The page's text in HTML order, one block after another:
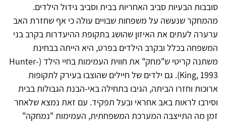
סובבות הבעיות סביב האחריות בבית וסביב גידול הילדים.
מהמחקר שנעשה על משפחות שבויים עולה כי אף שחזרת האב
ערערה לעתים את האיזון שהושג בתקופת ההיעדרות בקרב בני
המשפחה בכלל ובקרב הילדים בפרט, היא הייתה בבחינת
משתנה קריטי ש"מחק" את חווית העמימות בחיי הילד (Hunter-
King, 1993). גם ילדים של חיילים שהוצבו בעירק לתקופות
ארוכות וחזרו הביתה, הגיבו בתחילה באי-הבנת הגבולות בבית
וסירבו לראות באב אחראי ובעל תפקיד. עם זאת נמצא שלאחר
זמן מה התייצבה המערכת המשפחתית, העמימות "נמחקה"